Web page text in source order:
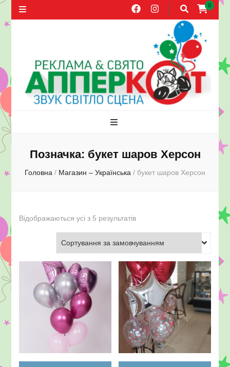
0
Агентство
реклами та
свят
АППЕРКОТ.
Херсон
листівок в Херсоні
Позначка: букет шаров Херсон
Головна / Магазин – Українська / букет шаров Херсон
Відображаються усі з 5 результатів